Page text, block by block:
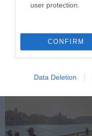
user protection.
CONFIRM
Data Deletion
SZERETNÉNK ÖNÁLLÓAN
2026. AUGUSZTUS 05.